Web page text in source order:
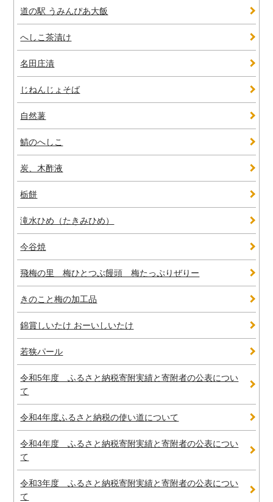
道の駅 うみんぴあ大飯
へしこ茶漬け
名田庄漬
じねんじょそば
自然薯
鯖のへしこ
炭、木酢液
栃餅
滝水ひめ（たきみひめ）
今谷焼
飛梅の里 梅ひとつぶ饅頭 梅たっぷりぜりー
きのこと梅の加工品
錦賞しいたけ おーいしいたけ
若狭パール
令和5年度 ふるさと納税寄附実績と寄附者の公表につい
て
令和4年度ふるさと納税の使い道について
令和4年度 ふるさと納税寄附実績と寄附者の公表につい
て
令和3年度 ふるさと納税寄附実績と寄附者の公表につい
て